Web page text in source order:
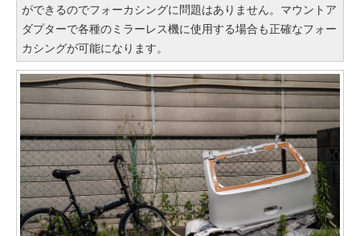
ができるのでフォーカシングに問題はありません。マウントア
ダプターで各種のミラーレス機に使用する場合も正確なフォー
カシングが可能になります。